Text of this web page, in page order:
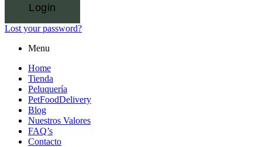
Login
Lost your password?
Menu
Home
Tienda
Peluquería
PetFoodDelivery
Blog
Nuestros Valores
FAQ’s
Contacto